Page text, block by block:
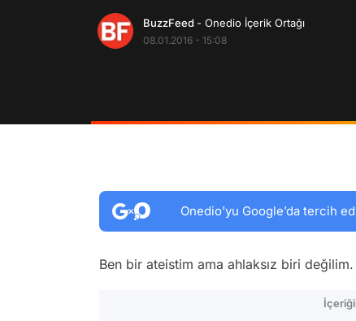
BuzzFeed - Onedio İçerik Ortağı
08.01.2016 - 15:08
Onedio’yu Google’da tercih
Ben bir ateistim ama ahlaksız biri değilim.